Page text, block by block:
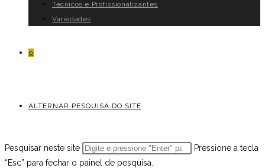
Técnicos e Profissionalizantes
Variedades
0
ALTERNAR PESQUISA DO SITE
Pesquisar neste site
Pressione a tecla
“Esc” para fechar o painel de pesquisa.